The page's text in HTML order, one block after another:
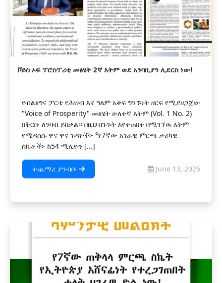
ቮይስ ኦፍ ፕሮስፐሪቲ መፅሄት 2ኛ እትም ወደ አንባቢያን ሊደርስ ነው!
የብልፅግና ፓርቲ የሕዝብ እና ዓለም አቀፍ ግንኙነት ዘርፍ የሚያዘጋጀው
"Voice of Prosperity" መፅሄት ሁለተኛ እትም (Vol. 1 No. 2)
በቅርቡ ለንባብ ይበቃል። በዚህ በጉጉት እየተጠበቀ በሚገኘዉ እትም
የሚዳሰሱ ዋና ዋና ጉዳዮች፡- °የ7ኛው አገራዊ ምርጫ ታሪካዊ
ስኬቶች፦ ከ54 ሚሊዮን [...]
ተጨማሪ ያንብቡ June 13, 2026